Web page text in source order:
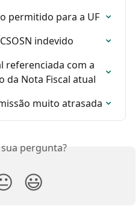
permitido para a UF
indevido
referenciada com a
da Nota Fiscal atual
muito atrasada
pergunta?
😃